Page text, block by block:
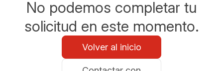
No podemos completar tu
solicitud en este momento.
Volver al inicio